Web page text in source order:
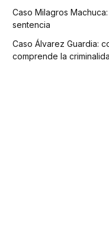
Caso Milagros
sentencia
Caso Álvarez Guardia:
comprende la